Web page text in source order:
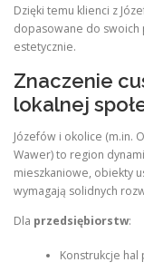
Dzięki temu klienci z
dopasowane do swoich
estetycznie.
Znaczenie
lokalnej
Józefów i okolice (m.in.
Wawer) to region
mieszkaniowe, obiekty
wymagają solidnych
Dla przedsiębiorstw:
Konstrukcje hal